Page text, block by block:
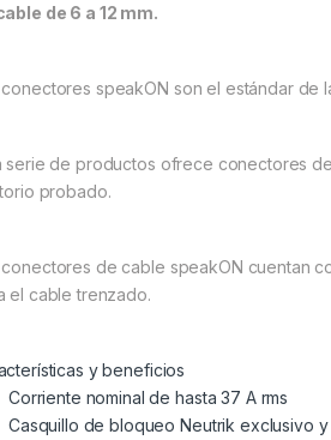
de 6 a 12 mm.
speakON son el estándar de
serie de productos ofrece conectores
probado.
de cable speakON cuentan
el cable trenzado.
y beneficios
Corriente nominal de hasta 37 A rms
Casquillo de bloqueo Neutrik exclusivo